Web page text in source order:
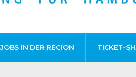
JOBS IN DER REGION TICKET-